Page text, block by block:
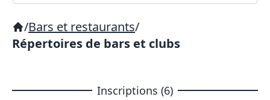
/Bars et restaurants/
Répertoires de bars et clubs
Inscriptions (6)